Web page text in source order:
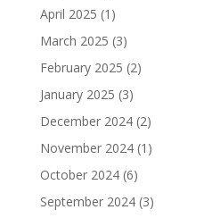
April 2025 (1)
March 2025 (3)
February 2025 (2)
January 2025 (3)
December 2024(2)
November 2024(1)
October 2024(6)
September 2024(3)